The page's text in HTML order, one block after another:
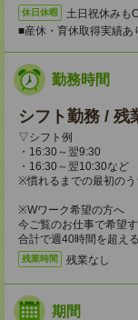
休日休暇
土日祝休みも
■産休・育休取得実績あ
勤務時間
シフト勤務 / 残
▽シフト例
・16:30～翌9:30
・16:30～翌10:30など
※慣れるまでの最初のう
※Wワーク希望の方へ
今ご覧のお仕事で希望
合計で週40時間を超え
残業時間 残業なし
期間